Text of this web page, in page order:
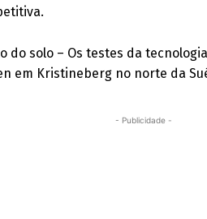
do solo – Os testes da
em Kristineberg no norte da
- Publicidade -